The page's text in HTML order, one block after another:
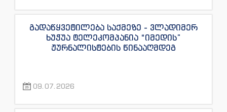
გადაწყვეტილება საქმეზე - ვლადიმერ
ხუჭუა ტელეკომპანია “იმედის”
ჟურნალისტების წინააღმდეგ
09.07.2026